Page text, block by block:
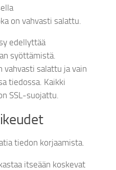
on vahvasti salattu.
edellyttää
syöttämistä.
vahvasti salattu ja vain
tiedossa. Kaikki
SSL-suojattu.
tiedon korjaamista.
itseään koskevat